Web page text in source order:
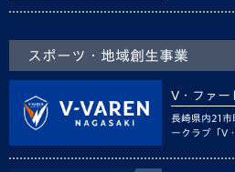
スポーツ・地域創生事業
V・ファー
長崎県内21市
ークラブ「V